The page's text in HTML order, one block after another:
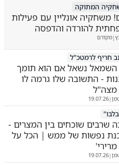
המתוקה
משחקיה אונליין עם פעילות
להורדה והדפסה
|מקודם
חריף לרמטכ"ל
השמאל נשאל אם הוא תומך
- התשובה שלו גרמה לו
מצה"ל
|
19.07.26
שרבים שוכחים בין המצרים -
נפשות של ממש | הכל על
|
19.07.26